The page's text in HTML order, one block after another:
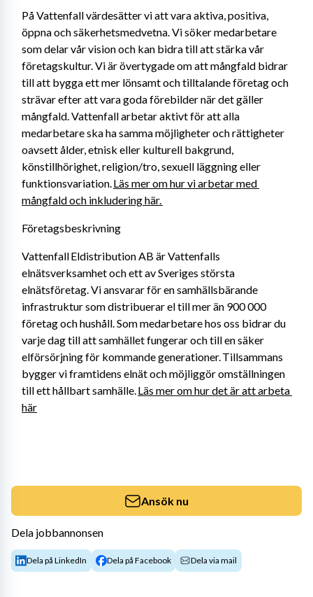
På Vattenfall värdesätter vi att vara aktiva, positiva,
öppna och säkerhetsmedvetna. Vi söker medarbetare
som delar vår vision och kan bidra till att stärka vår
företagskultur. Vi är övertygade om att mångfald bidrar
till att bygga ett mer lönsamt och tilltalande företag och
strävar efter att vara goda förebilder när det gäller
mångfald. Vattenfall arbetar aktivt för att alla
medarbetare ska ha samma möjligheter och rättigheter
oavsett ålder, etnisk eller kulturell bakgrund,
könstillhörighet, religion/tro, sexuell läggning eller
funktionsvariation. Läs mer om hur vi arbetar med
mångfald och inkludering här.
Företagsbeskrivning
Vattenfall Eldistribution AB är Vattenfalls
elnätsverksamhet och ett av Sveriges största
elnätsföretag. Vi ansvarar för en samhällsbärande
infrastruktur som distribuerar el till mer än 900 000
företag och hushåll. Som medarbetare hos oss bidrar du
varje dag till att samhället fungerar och till en säker
elförsörjning för kommande generationer. Tillsammans
bygger vi framtidens elnät och möjliggör omställningen
till ett hållbart samhälle. Läs mer om hur det är att arbeta
här
Ansök nu
Dela jobbannonsen
Dela på LinkedIn Dela på Facebook Dela via mail